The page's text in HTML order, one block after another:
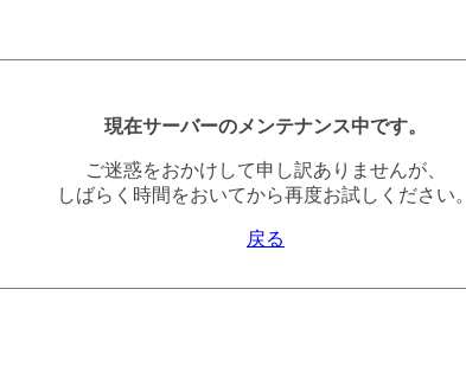
現在サーバーのメンテナンス中です。
ご迷惑をおかけして申し訳ありませんが、
しばらく時間をおいてから再度お試しください。
戻る